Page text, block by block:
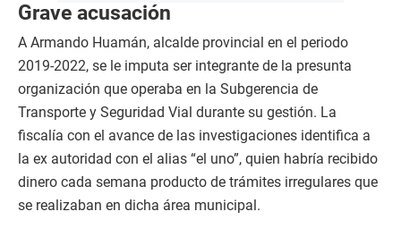
Grave acusación
A Armando Huamán, alcalde provincial en el periodo
2019-2022, se le imputa ser integrante de la presunta
organización que operaba en la Subgerencia de
Transporte y Seguridad Vial durante su gestión. La
fiscalía con el avance de las investigaciones identifica a
la ex autoridad con el alias “el uno”, quien habría recibido
dinero cada semana producto de trámites irregulares que
se realizaban en dicha área municipal.